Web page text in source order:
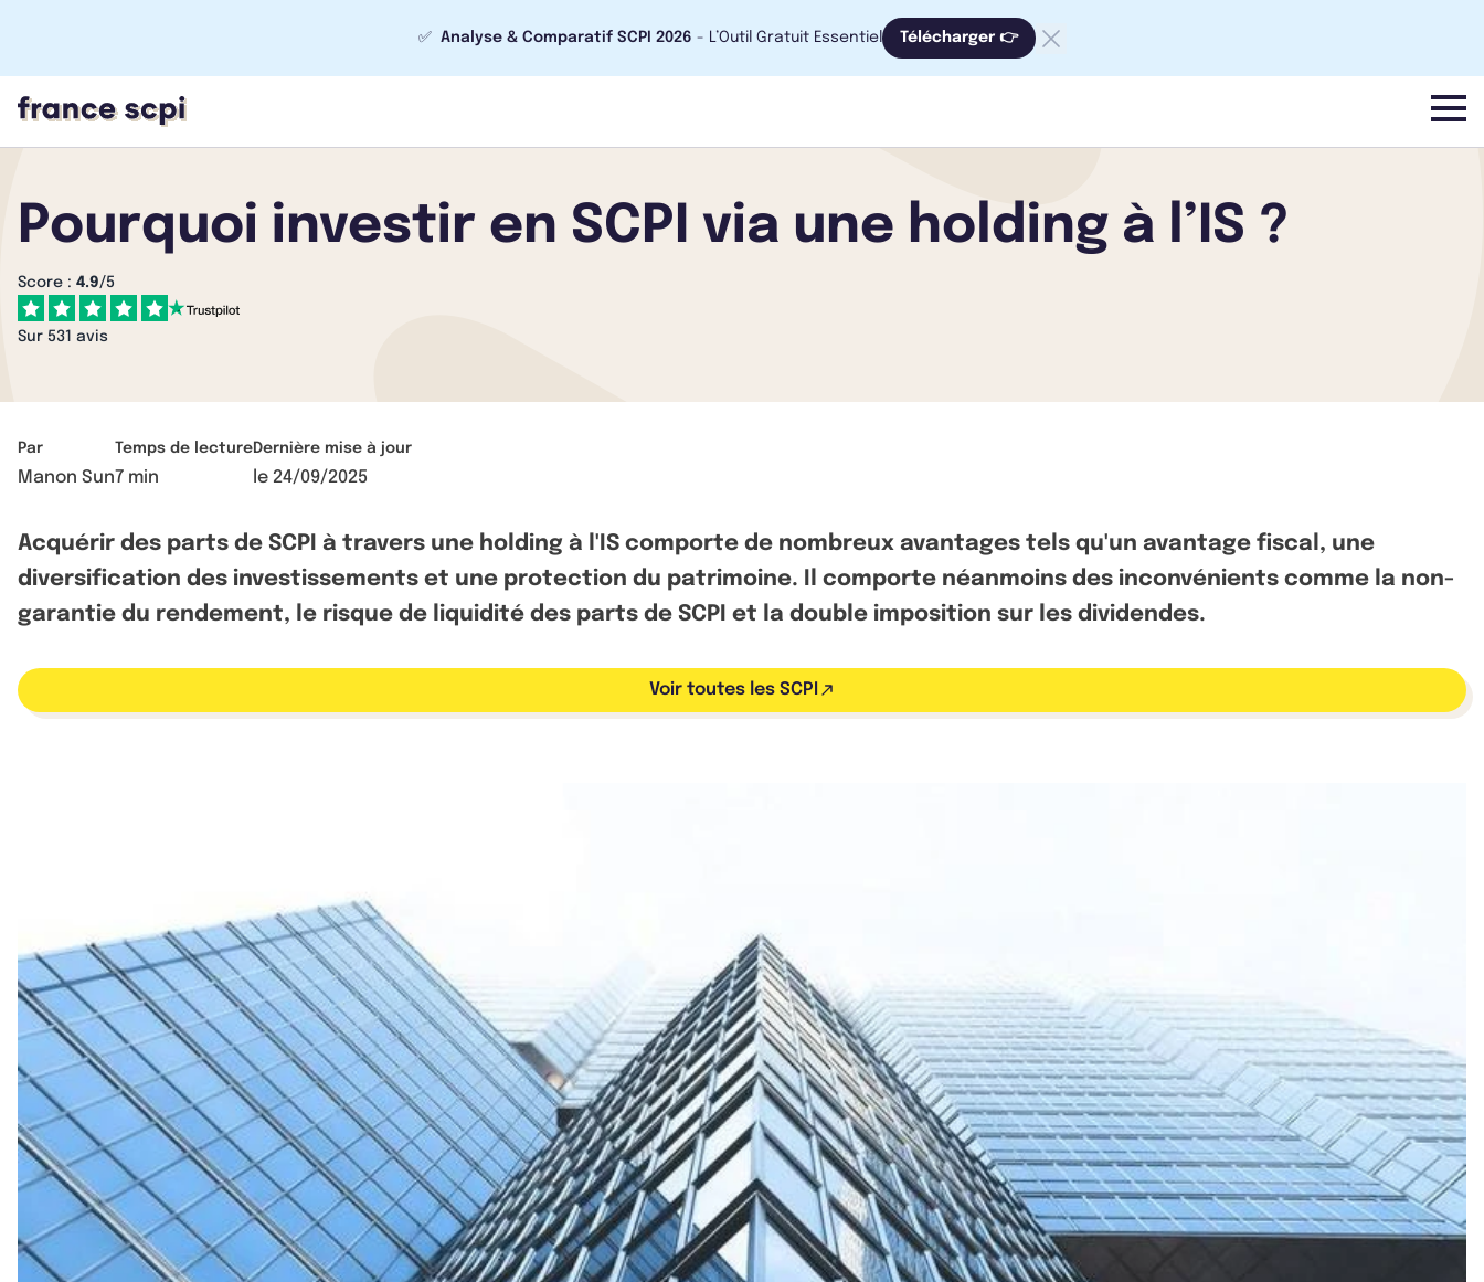
✅ Analyse & Comparatif SCPI 2026 - L’Outil Gratuit Essentiel Télécharger 👉
menu
Pourquoi investir en SCPI via une holding à l’IS ?
Score : 4.9/5
Sur 531 avis
Par
Manon Sun
Temps de lecture
7 min
Dernière mise à jour
le 24/09/2025
Acquérir des parts de SCPI à travers une holding à l'IS comporte de nombreux avantages tels qu'un avantage fiscal, une
diversification des investissements et une protection du patrimoine. Il comporte néanmoins des inconvénients comme la non-
garantie du rendement, le risque de liquidité des parts de SCPI et la double imposition sur les dividendes.
Voir toutes les SCPI